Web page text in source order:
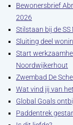
Bewonersbrief
2026
Stilstaan bij de SS
Sluiting deel
Start
Noordwijkerhout
Zwembad De
Wat vind jij van
Global Goals
Paddentrek